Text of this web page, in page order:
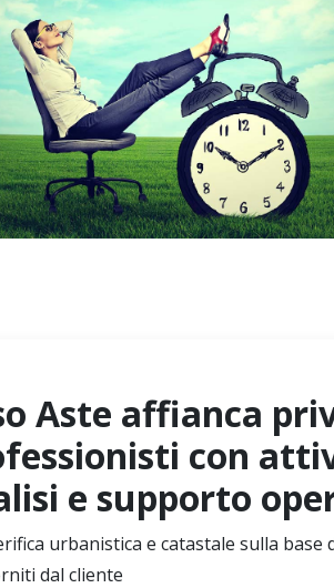
Aste affianca
con
e supporto
urbanistica e catastale sulla base
dal cliente